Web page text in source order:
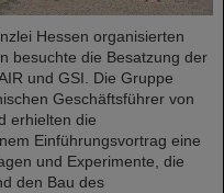
Hessen organisierten
besuchte die Besatzung der
und GSI. Die Gruppe
Geschäftsführer von
erhielten die
Einführungsvortrag eine
und Experimente, die
den Bau des